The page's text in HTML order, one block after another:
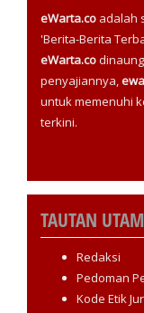
eWarta.co adalah
'Berita-Berita
eWarta.co
penyajiannya,
untuk memenuhi
terkini.
TAUTAN
Redaksi
Pedoman
Kode Etik